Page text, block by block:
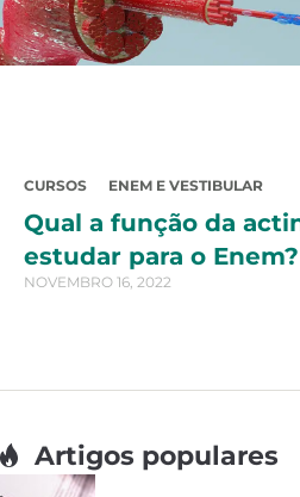
CURSOS ENEM E VESTIBULAR
Qual a função da
estudar para o Enem?
NOVEMBRO 16, 2022
Artigos populares